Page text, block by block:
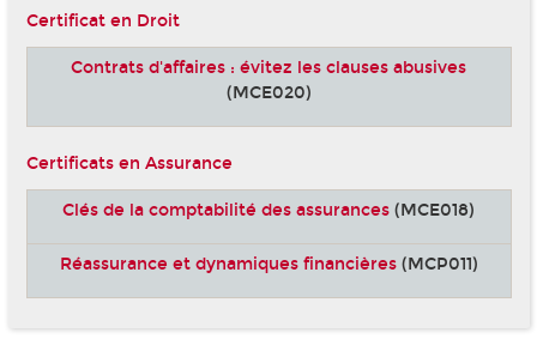
Certificat en Droit
Contrats d'affaires : évitez les clauses abusives
(MCE020)
Certificats en Assurance
Clés de la comptabilité des assurances (MCE018)
Réassurance et dynamiques financières(MCP011)